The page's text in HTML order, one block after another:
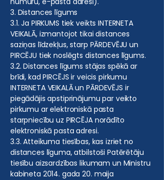
3. Distances līgums
3.1. Ja PIRKUMS tiek veikts INTERNETA
VEIKALĀ, izmantojot tikai distances
saziņas līdzekļus, starp PĀRDEVĒJU un
PIRCĒJU tiek noslēgts distances līgums.
3.2. Distances līgums stājas spēkā ar
brīdi, kad PIRCĒJS ir veicis pirkumu
INTERNETA VEIKALĀ un PĀRDEVĒJS ir
piegādājis apstiprinājumu par veikto
pirkumu ar elektroniskā pasta
starpniecību uz PIRCĒJA norādīto
elektroniskā pasta adresi.
3.3. Atteikuma tiesības, kas izriet no
distances līguma, atbilstoši Patērētāju
tiesību aizsardzības likumam un Ministru
kabineta 2014. gada 20. maija